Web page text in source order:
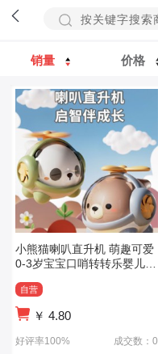
销量 价格
小熊猫喇叭直升机 萌趣可爱
0-3岁宝宝口哨转转乐婴儿音
自营
￥ 4.80
好评率100% 成交数：0